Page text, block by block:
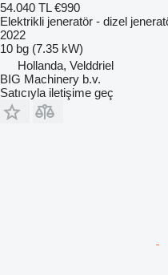
54.040 TL €990
Elektrikli jeneratör - dizel
2022
10 bg (7.35 kW)
Hollanda, Velddriel
BIG Machinery b.v.
Satıcıyla iletişime geç